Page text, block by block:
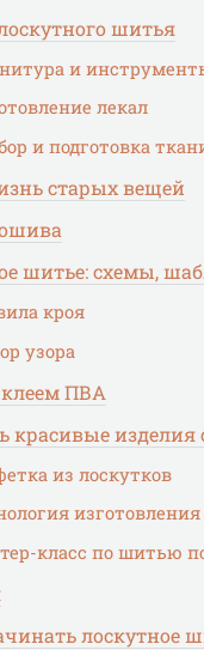
шитья
и
лекал
и подготовка
старых вещей
шитье: схемы,
кроя
узора
клеем ПВА
красивые изделия
из лоскутков
класс по шитью
лоскутное